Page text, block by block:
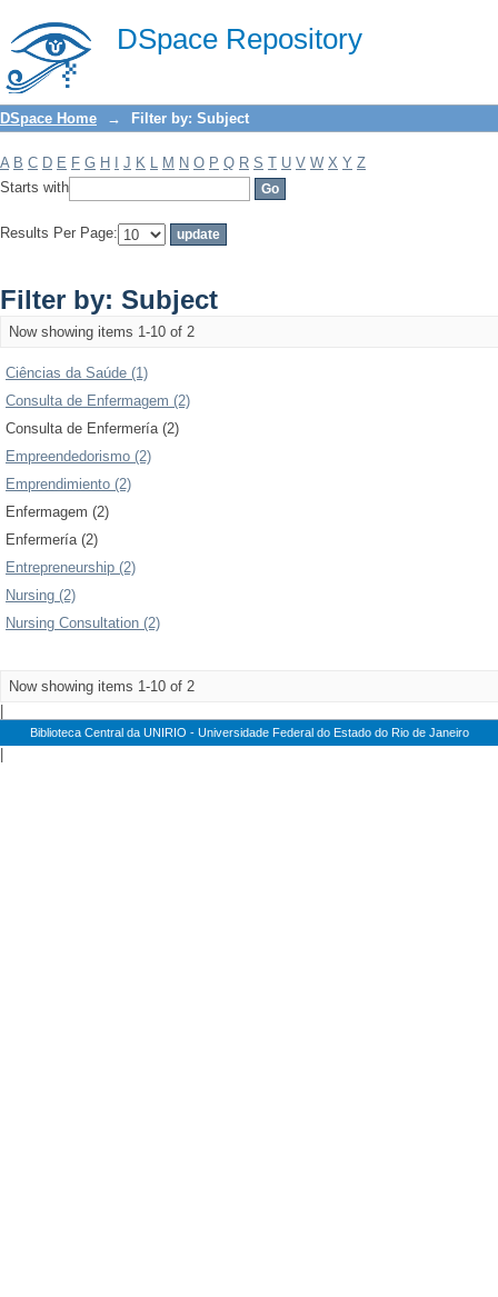
DSpace Repository
Filter by: Subject
DSpace Home → Filter by: Subject
A B C D E F G H J K L M N O P Q R S T U V W X Y Z
Starts with
Results Per Page:
Filter by: Subject
Now showing items 1-10 of 2
Ciências da Saúde (1)
Consulta de Enfermagem (2)
Consulta de Enfermería (2)
Empreendedorismo (2)
Emprendimiento (2)
Enfermagem (2)
Enfermería (2)
Entrepreneurship (2)
Nursing (2)
Nursing Consultation (2)
Now showing items 1-10 of 2
Biblioteca Central da UNIRIO - Universidade Federal do Estado do Rio de Janeiro